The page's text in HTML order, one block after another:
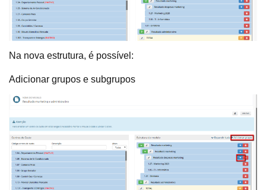
Na nova estrutura, é possível:
Adicionar grupos e subgrupos